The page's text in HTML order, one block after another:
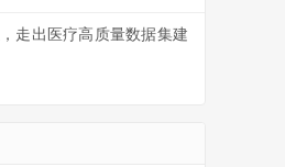
走出医疗高质量数据集建